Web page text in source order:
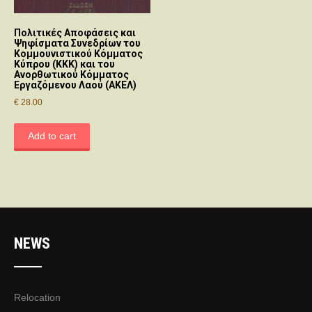
Πολιτικές Αποφάσεις και
Ψηφίσματα Συνεδρίων του
Κομμουνιστικού Κόμματος
Κύπρου (ΚΚΚ) και του
Ανορθωτικού Κόμματος
Εργαζόμενου Λαού (ΑΚΕΛ)
€ 28.00
Add to cart
NEWS
Relocation